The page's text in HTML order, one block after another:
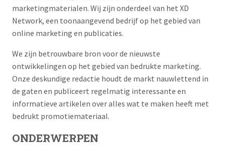
marketingmaterialen. Wij zijn onderdeel van het XD
Network, een toonaangevend bedrijf op het gebied van
online marketing en publicaties.
We zijn betrouwbare bron voor de nieuwste
ontwikkelingen op het gebied van bedrukte marketing.
Onze deskundige redactie houdt de markt nauwlettend in
de gaten en publiceert regelmatig interessante en
informatieve artikelen over alles wat te maken heeft met
bedrukt promotiemateriaal.
ONDERWERPEN